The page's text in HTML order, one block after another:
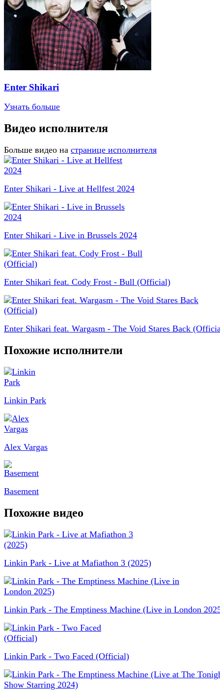
Enter Shikari
Узнать больше
Видео исполнителя
Больше видео на странице исполнителя
Enter Shikari - Live at Hellfest 2024
Enter Shikari - Live in Brussels 2024
Enter Shikari feat. Cody Frost - Bull (Official)
Enter Shikari feat. Wargasm - The Void Stares Back
Похожие исполнители
Linkin Park
Alex Vargas
Basement
Похожие видео
Linkin Park - Live at Mafiathon 3 (2025)
Linkin Park - The Emptiness Machine (Live in London
Linkin Park - Two Faced (Official)